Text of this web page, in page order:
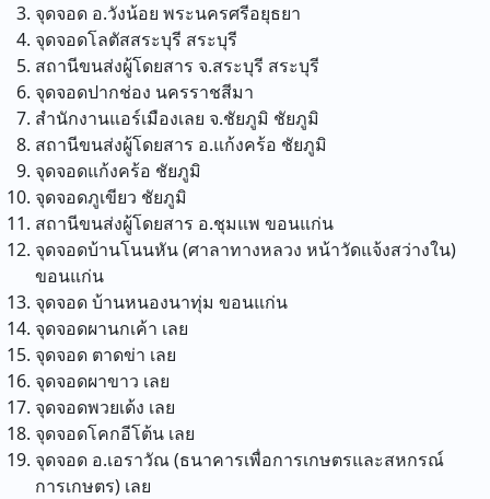
จุดจอด อ.วังน้อย พระนครศรีอยุธยา
จุดจอดโลตัสสระบุรี สระบุรี
สถานีขนส่งผู้โดยสาร จ.สระบุรี สระบุรี
จุดจอดปากช่อง นครราชสีมา
สำนักงานแอร์เมืองเลย จ.ชัยภูมิ ชัยภูมิ
สถานีขนส่งผู้โดยสาร อ.แก้งคร้อ ชัยภูมิ
จุดจอดแก้งคร้อ ชัยภูมิ
จุดจอดภูเขียว ชัยภูมิ
สถานีขนส่งผู้โดยสาร อ.ชุมแพ ขอนแก่น
จุดจอดบ้านโนนหัน (ศาลาทางหลวง หน้าวัดแจ้งสว่างใน)
ขอนแก่น
จุดจอด บ้านหนองนาทุ่ม ขอนแก่น
จุดจอดผานกเค้า เลย
จุดจอด ตาดข่า เลย
จุดจอดผาขาว เลย
จุดจอดพวยเด้ง เลย
จุดจอดโคกอีโต้น เลย
จุดจอด อ.เอราวัณ (ธนาคารเพื่อการเกษตรและสหกรณ์
การเกษตร) เลย